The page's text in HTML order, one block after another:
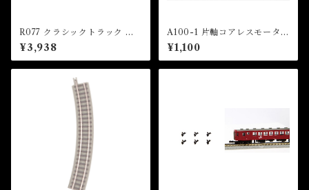
R077 クラシックトラック 電
動アンカプラーレール ヨーロ
ッパ型カプラー アーノルドカ
プラー兼用 (CLASSIC TRAC
coupler ＆ Arnold Coupler)
¥3,938
A100-1 片軸コアレスモーター
(Single Shaft Coreless Mot
or)
¥1,100